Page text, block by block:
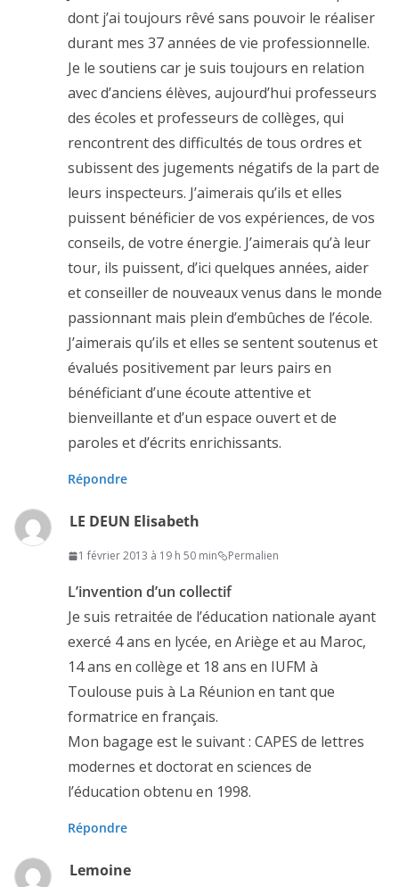
dont j’ai toujours rêvé sans pouvoir le réaliser
durant mes 37 années de vie professionnelle.
Je le soutiens car je suis toujours en relation
avec d’anciens élèves, aujourd’hui professeurs
des écoles et professeurs de collèges, qui
rencontrent des difficultés de tous ordres et
subissent des jugements négatifs de la part de
leurs inspecteurs. J’aimerais qu’ils et elles
puissent bénéficier de vos expériences, de vos
conseils, de votre énergie. J’aimerais qu’à leur
tour, ils puissent, d’ici quelques années, aider
et conseiller de nouveaux venus dans le monde
passionnant mais plein d’embûches de l’école.
J’aimerais qu’ils et elles se sentent soutenus et
évalués positivement par leurs pairs en
bénéficiant d’une écoute attentive et
bienveillante et d’un espace ouvert et de
paroles et d’écrits enrichissants.
Répondre
LE DEUN Elisabeth
1 février 2013 à 19 h 50 min Permalien
L’invention d’un collectif
Je suis retraitée de l’éducation nationale ayant
exercé 4 ans en lycée, en Ariège et au Maroc,
14 ans en collège et 18 ans en IUFM à
Toulouse puis à La Réunion en tant que
formatrice en français.
Mon bagage est le suivant : CAPES de lettres
modernes et doctorat en sciences de
l’éducation obtenu en 1998.
Répondre
Lemoine